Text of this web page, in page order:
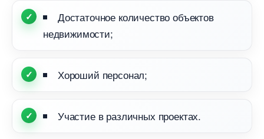
Достаточное количество объекто
недвижимости;
Хороший персонал;
Участие в различных проектах.